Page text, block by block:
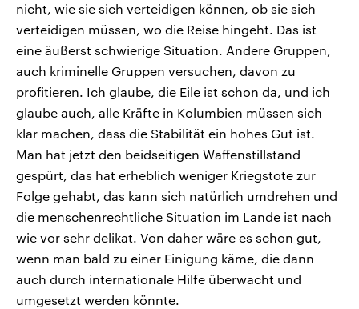
nicht, wie sie sich verteidigen können, ob sie sich
verteidigen müssen, wo die Reise hingeht. Das ist
eine äußerst schwierige Situation. Andere Gruppen,
auch kriminelle Gruppen versuchen, davon zu
profitieren. Ich glaube, die Eile ist schon da, und ich
glaube auch, alle Kräfte in Kolumbien müssen sich
klar machen, dass die Stabilität ein hohes Gut ist.
Man hat jetzt den beidseitigen Waffenstillstand
gespürt, das hat erheblich weniger Kriegstote zur
Folge gehabt, das kann sich natürlich umdrehen und
die menschenrechtliche Situation im Lande ist nach
wie vor sehr delikat. Von daher wäre es schon gut,
wenn man bald zu einer Einigung käme, die dann
auch durch internationale Hilfe überwacht und
umgesetzt werden könnte.